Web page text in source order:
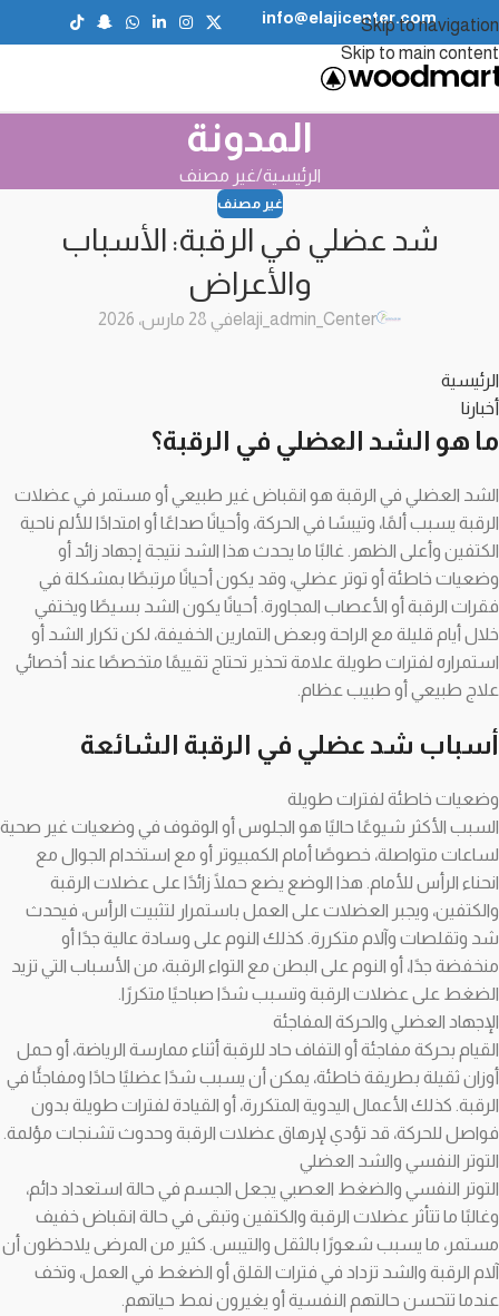
Skip to navigation
Skip to main content
info@elajicenter.com
المدونة
الرئيسية غير مصنف
غير مصنف
شد عضلي في الرقبة: الأسباب
والأعراض
elaji_admin_Centerفي 28 مارس، 2026
الرئيسية
أخبارنا
ما هو الشد العضلي في الرقبة؟
الشد العضلي في الرقبة هو انقباض غير طبيعي أو مستمر في عضلات
الرقبة يسبب ألمًا، وتيبسًا في الحركة، وأحيانًا صداعًا أو امتدادًا للألم ناحية
الكتفين وأعلى الظهر. غالبًا ما يحدث هذا الشد نتيجة إجهاد زائد أو
وضعيات خاطئة أو توتر عضلي، وقد يكون أحيانًا مرتبطًا بمشكلة في
فقرات الرقبة أو الأعصاب المجاورة. أحيانًا يكون الشد بسيطًا ويختفي
خلال أيام قليلة مع الراحة وبعض التمارين الخفيفة، لكن تكرار الشد أو
استمراره لفترات طويلة علامة تحذير تحتاج تقييمًا متخصصًا عند أخصائي
علاج طبيعي أو طبيب عظام.
أسباب شد عضلي في الرقبة الشائعة
وضعيات خاطئة لفترات طويلة
السبب الأكثر شيوعًا حاليًا هو الجلوس أو الوقوف في وضعيات غير صحية
لساعات متواصلة، خصوصًا أمام الكمبيوتر أو مع استخدام الجوال مع
انحناء الرأس للأمام. هذا الوضع يضع حملًا زائدًا على عضلات الرقبة
والكتفين، ويجبر العضلات على العمل باستمرار لتثبيت الرأس، فيحدث
شد وتقلصات وآلام متكررة. كذلك النوم على وسادة عالية جدًا أو
منخفضة جدًا، أو النوم على البطن مع التواء الرقبة، من الأسباب التي تزيد
الضغط على عضلات الرقبة وتسبب شدًا صباحيًا متكررًا.
الإجهاد العضلي والحركة المفاجئة
القيام بحركة مفاجئة أو التفاف حاد للرقبة أثناء ممارسة الرياضة، أو حمل
أوزان ثقيلة بطريقة خاطئة، يمكن أن يسبب شدًا عضليًا حادًا ومفاجئًا في
الرقبة. كذلك الأعمال اليدوية المتكررة، أو القيادة لفترات طويلة بدون
فواصل للحركة، قد تؤدي لإرهاق عضلات الرقبة وحدوث تشنجات مؤلمة.
التوتر النفسي والشد العضلي
التوتر النفسي والضغط العصبي يجعل الجسم في حالة استعداد دائم،
وغالبًا ما تتأثر عضلات الرقبة والكتفين وتبقى في حالة انقباض خفيف
مستمر، ما يسبب شعورًا بالثقل والتيبس. كثير من المرضى يلاحظون أن
آلام الرقبة والشد تزداد في فترات القلق أو الضغط في العمل، وتخف
عندما تتحسن حالتهم النفسية أو يغيرون نمط حياتهم.